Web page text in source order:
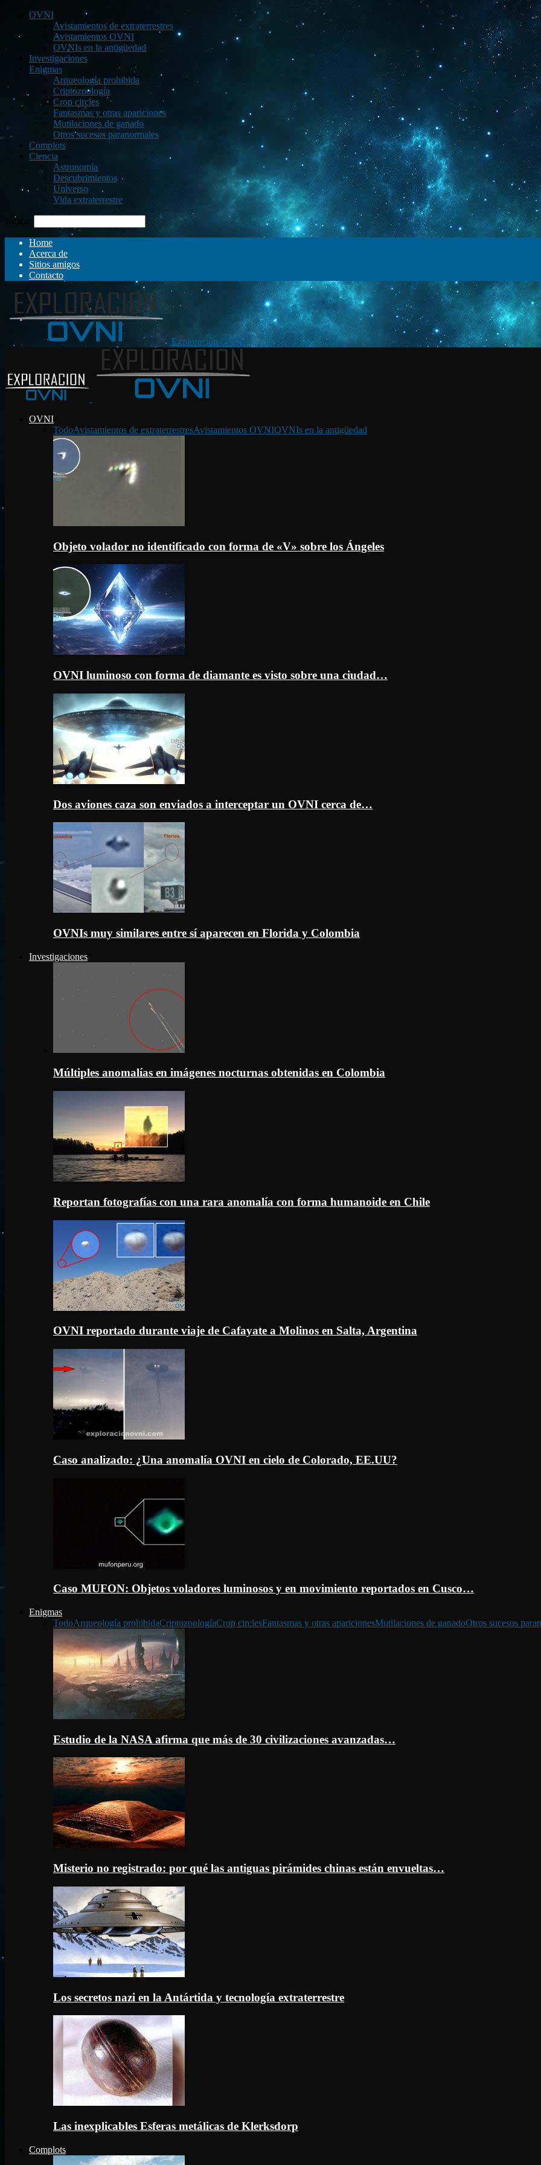
OVNI
Avistamientos de extraterrestres
Avistamientos OVNI
OVNIs en la antigüedad
Investigaciones
Enigmas
Arqueología prohibida
Criptozoología
Crop circles
Fantasmas y otras apariciones
Mutilaciones de ganado
Otros sucesos paranormales
Complots
Ciencia
Astronomía
Descubrimientos
Universo
Vida extraterrestre
Buscar
Home
Acerca de
Sitios amigos
Contacto
Exploración OVNI
OVNI
TodoAvistamientos de extraterrestresAvistamientos OVNIOVNIs en la antigüedad
Objeto volador no identificado con forma de «V» sobre los Ángeles
OVNI luminoso con forma de diamante es visto sobre una ciudad…
Dos aviones caza son enviados a interceptar un OVNI cerca de…
OVNIs muy similares entre sí aparecen en Florida y Colombia
Investigaciones
Múltiples anomalías en imágenes nocturnas obtenidas en Colombia
Reportan fotografías con una rara anomalía con forma humanoide en Chile
OVNI reportado durante viaje de Cafayate a Molinos en Salta, Argentina
Caso analizado: ¿Una anomalía OVNI en cielo de Colorado, EE.UU?
Caso MUFON: Objetos voladores luminosos y en movimiento reportados en Cusco…
Enigmas
TodoArqueología prohibidaCriptozoologíaCrop circlesFantasmas y otras aparicionesMutilaciones de ganadoOtros sucesos
Estudio de la NASA afirma que más de 30 civilizaciones avanzadas…
Misterio no registrado: por qué las antiguas pirámides chinas están envueltas…
Los secretos nazi en la Antártida y tecnología extraterrestre
Las inexplicables Esferas metálicas de Klerksdorp
Complots